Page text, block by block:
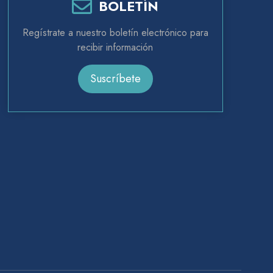
BOLETÍN
Regístrate a nuestro boletín electrónico para
recibir información
Suscríbete